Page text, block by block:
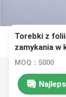
Torebki z
zamykania w
aluminiowej
MOQ：5000